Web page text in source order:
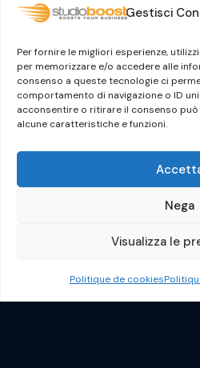
Gestisci
Per fornire le migliori esperienze,
per memorizzare e/o accedere alle
consenso a queste tecnologie ci
comportamento di navigazione o ID
acconsentire o ritirare il consenso
alcune caratteristiche e funzioni.
Nega
Visualizza le
Politique de cookies
Modèle de gestion
Lanceur d’alerte
Le groupe Dylog-Buffetti
Guermandi Group